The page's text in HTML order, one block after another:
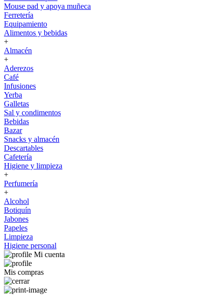
Mouse pad y apoya muñeca
Ferretería
Equipamiento
Alimentos y bebidas
+
Almacén
+
Aderezos
Café
Infusiones
Yerba
Galletas
Sal y condimentos
Bebidas
Bazar
Snacks y almacén
Descartables
Cafetería
Higiene y limpieza
+
Perfumería
+
Alcohol
Botiquín
Jabones
Papeles
Limpieza
Higiene personal
Mi cuenta
Mis compras